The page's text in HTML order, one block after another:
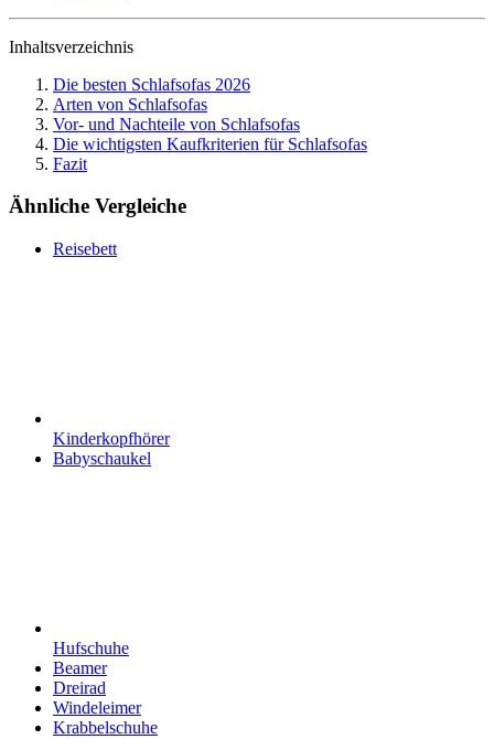
Inhaltsverzeichnis
Die besten Schlafsofas 2026
Arten von Schlafsofas
Vor- und Nachteile von Schlafsofas
Die wichtigsten Kaufkriterien für Schlafsofas
Fazit
Ähnliche Vergleiche
Reisebett
Kinderkopfhörer
Babyschaukel
Hufschuhe
Beamer
Dreirad
Windeleimer
Krabbelschuhe